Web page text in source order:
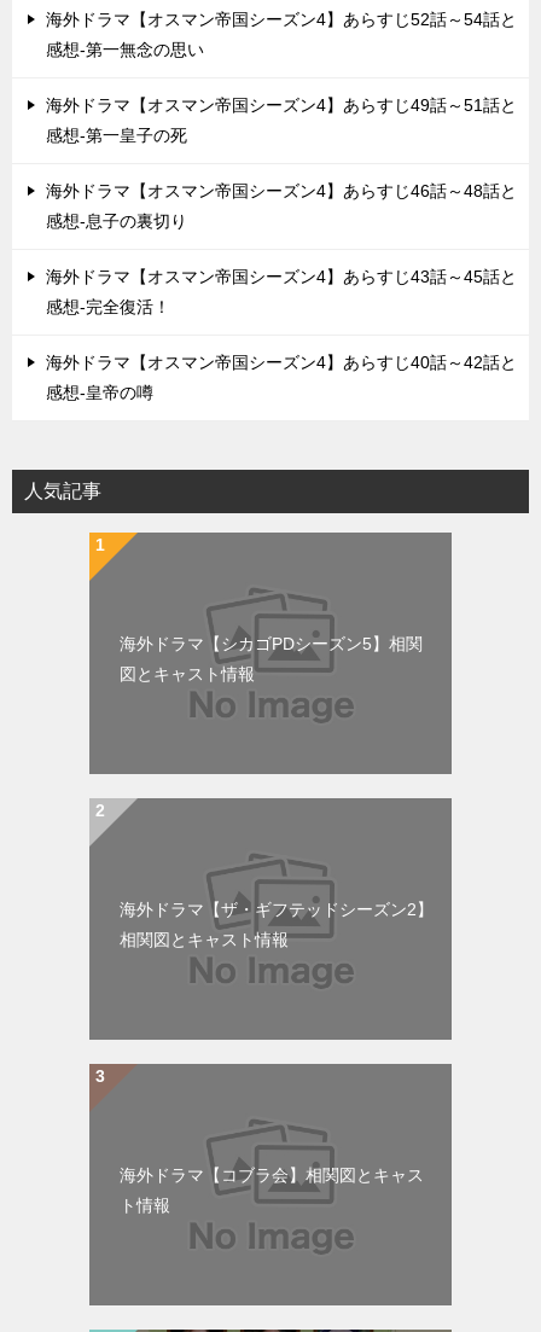
海外ドラマ【オスマン帝国シーズン4】あらすじ52話～54話と
感想-第一無念の思い
海外ドラマ【オスマン帝国シーズン4】あらすじ49話～51話と
感想-第一皇子の死
海外ドラマ【オスマン帝国シーズン4】あらすじ46話～48話と
感想-息子の裏切り
海外ドラマ【オスマン帝国シーズン4】あらすじ43話～45話と
感想-完全復活！
海外ドラマ【オスマン帝国シーズン4】あらすじ40話～42話と
感想-皇帝の噂
人気記事
海外ドラマ【シカゴPDシーズン5】相関
図とキャスト情報
海外ドラマ【ザ・ギフテッドシーズン2】
相関図とキャスト情報
海外ドラマ【コブラ会】相関図とキャス
ト情報